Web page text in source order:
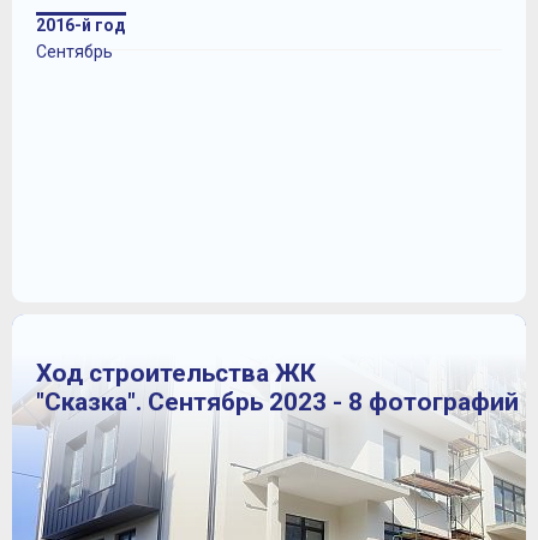
Сентябрь
2016-й год
Ход строительства ЖК
"Сказка". Сентябрь 2023 - 8 фотографий